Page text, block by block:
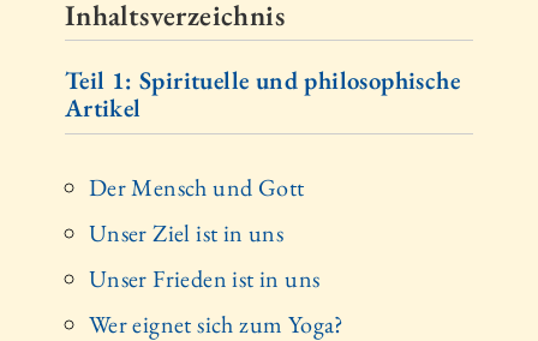
Inhaltsverzeichnis
Teil 1: Spirituelle und philosophische
Artikel
Der Mensch und Gott
Unser Ziel ist in uns
Unser Frieden ist in uns
Wer eignet sich zum Yoga?